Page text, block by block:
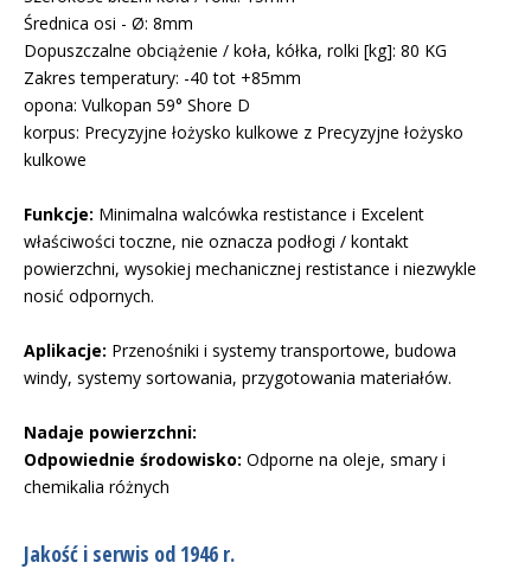
Średnica osi - Ø: 8mm
Dopuszczalne obciążenie / koła, kółka, rolki [kg]: 80 KG
Zakres temperatury: -40 tot +85mm
opona: Vulkopan 59° Shore D
korpus: Precyzyjne łożysko kulkowe z Precyzyjne łożysko
kulkowe
Funkcje: Minimalna walcówka restistance i Excelent
właściwości toczne, nie oznacza podłogi / kontakt
powierzchni, wysokiej mechanicznej restistance i niezwykle
nosić odpornych.
Aplikacje: Przenośniki i systemy transportowe, budowa
windy, systemy sortowania, przygotowania materiałów.
Nadaje powierzchni:
Odpowiednie środowisko: Odporne na oleje, smary i
chemikalia różnych
Jakość i serwis od 1946 r.